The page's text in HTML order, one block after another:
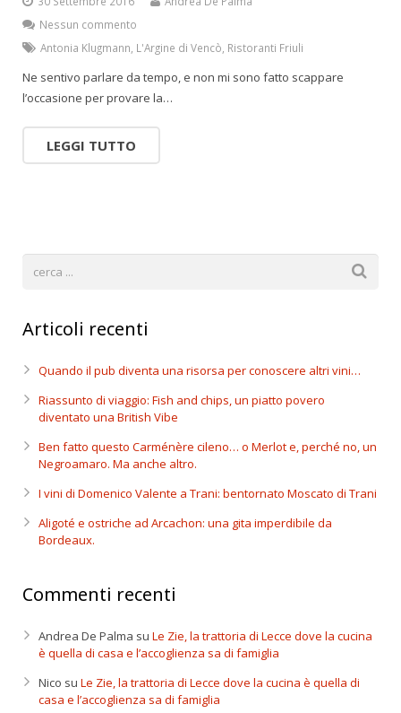
Nessun commento
Antonia Klugmann L'Argine di Vencò Ristoranti Friuli
Ne sentivo parlare da tempo, e non mi sono fatto scappare
l’occasione per provare la…
LEGGI TUTTO
Articoli recenti
Quando il pub diventa una risorsa per conoscere altri vini…
Riassunto di viaggio: Fish and chips, un piatto povero
diventato una British Vibe
Ben fatto questo Carménère cileno… o Merlot e, perché no, un
Negroamaro. Ma anche altro.
I vini di Domenico Valente a Trani: bentornato Moscato di Trani
Aligoté e ostriche ad Arcachon: una gita imperdibile da
Bordeaux.
Commenti recenti
Andrea De Palma su Le Zie, la trattoria di Lecce dove la cucina
è quella di casa e l’accoglienza sa di famiglia
Nico su Le Zie, la trattoria di Lecce dove la cucina è quella di
casa e l’accoglienza sa di famiglia